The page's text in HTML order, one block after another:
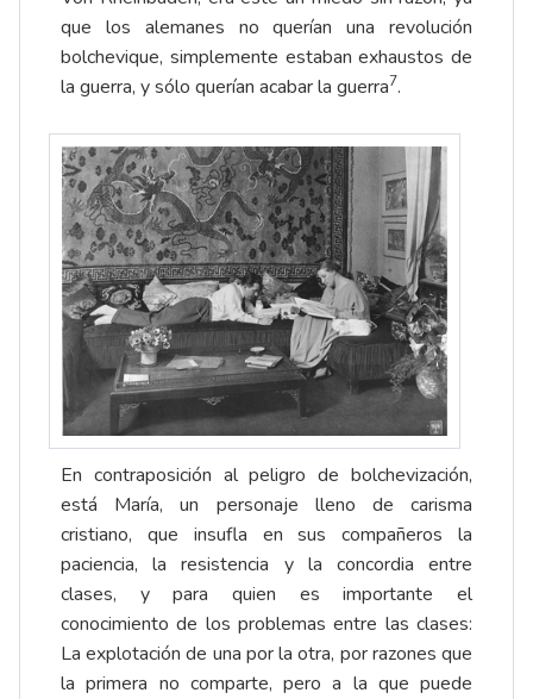
que los alemanes no querían una revolución
bolchevique, simplemente estaban exhaustos de
la guerra, y sólo querían acabar la guerra7.
En contraposición al peligro de bolchevización,
está María, un personaje lleno de carisma
cristiano, que insufla en sus compañeros la
paciencia, la resistencia y la concordia entre
clases, y para quien es importante el
conocimiento de los problemas entre las clases:
La explotación de una por la otra, por razones que
la primera no comparte, pero a la que puede